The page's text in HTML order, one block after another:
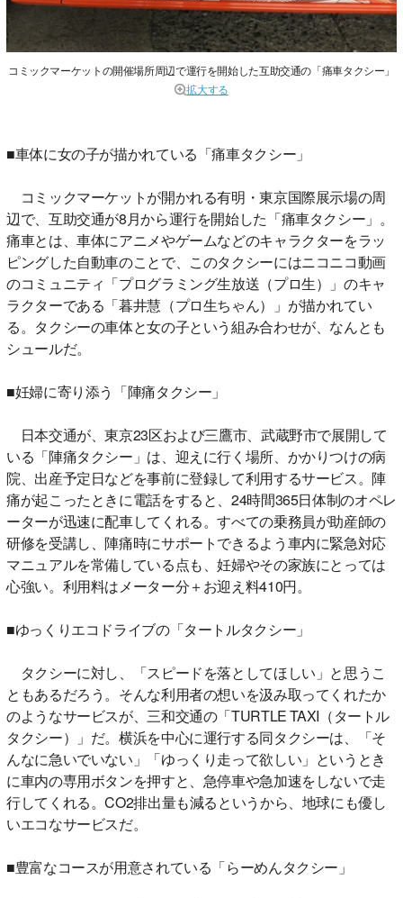
コミックマーケットの開催場所周辺で運行を開始した互助交通の「痛車タクシー」
拡大する
■車体に女の子が描かれている「痛車タクシー」
コミックマーケットが開かれる有明・東京国際展示場の周
辺で、互助交通が8月から運行を開始した「痛車タクシー」。
痛車とは、車体にアニメやゲームなどのキャラクターをラッ
ピングした自動車のことで、このタクシーにはニコニコ動画
のコミュニティ「プログラミング生放送（プロ生）」のキャ
ラクターである「暮井慧（プロ生ちゃん）」が描かれてい
る。タクシーの車体と女の子という組み合わせが、なんとも
シュールだ。
■妊婦に寄り添う「陣痛タクシー」
日本交通が、東京23区および三鷹市、武蔵野市で展開して
いる「陣痛タクシー」は、迎えに行く場所、かかりつけの病
院、出産予定日などを事前に登録して利用するサービス。陣
痛が起こったときに電話をすると、24時間365日体制のオペレ
ーターが迅速に配車してくれる。すべての乗務員が助産師の
研修を受講し、陣痛時にサポートできるよう車内に緊急対応
マニュアルを常備している点も、妊婦やその家族にとっては
心強い。利用料はメーター分＋お迎え料410円。
■ゆっくりエコドライブの「タートルタクシー」
タクシーに対し、「スピードを落としてほしい」と思うこ
ともあるだろう。そんな利用者の想いを汲み取ってくれたか
のようなサービスが、三和交通の「TURTLE TAXI（タートル
タクシー）」だ。横浜を中心に運行する同タクシーは、「そ
んなに急いでいない」「ゆっくり走って欲しい」というとき
に車内の専用ボタンを押すと、急停車や急加速をしないで走
行してくれる。CO2排出量も減るというから、地球にも優し
いエコなサービスだ。
■豊富なコースが用意されている「らーめんタクシー」